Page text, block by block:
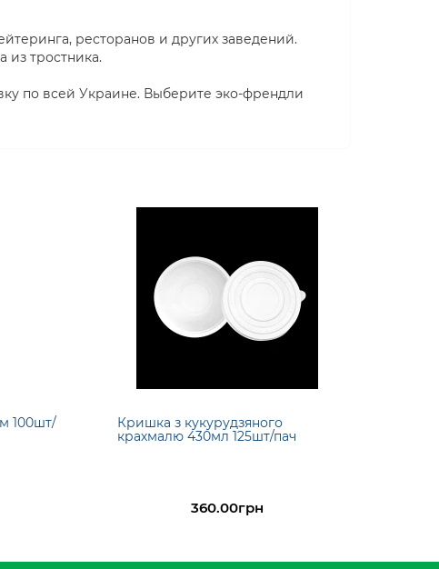
ресторанов и других заведений.
из тростника.
по всей Украине. Выберите эко-френдли
100шт/
Кришка з кукурудзяного
крахмалю 430мл 125шт/пач
360.00грн